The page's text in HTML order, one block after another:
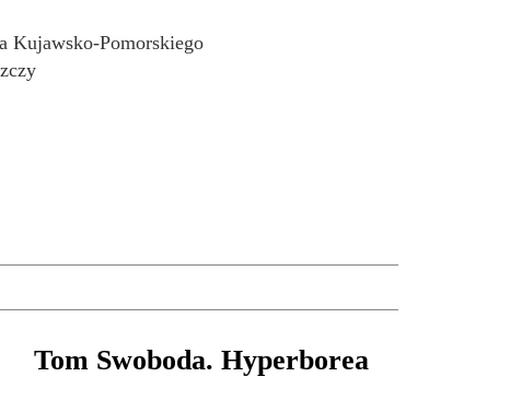
Kujawsko-Pomorskiego
Tom Swoboda. Hyperborea